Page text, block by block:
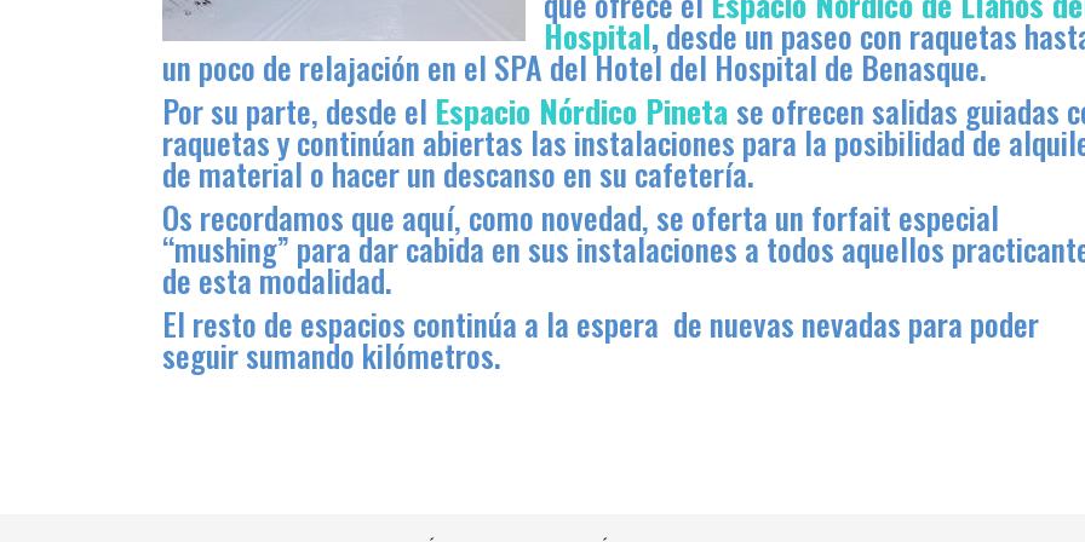
Hospital,desde un paseo con raquetas
un poco de relajación en el SPA del Hotel del Hospital de Benasque.
Por su parte, desde el Espacio Nórdico Pinetase ofrecen salidas guiadas
raquetas y continúan abiertas las instalaciones para la posibilidad de
de material o hacer un descanso en su cafetería.
Os recordamos que aquí, como novedad, se oferta un forfait especial
“mushing” para dar cabida en sus instalaciones a todos aquellos
de esta modalidad.
El resto de espacios continúa a la espera de nuevas nevadas para poder
seguir sumando kilómetros.